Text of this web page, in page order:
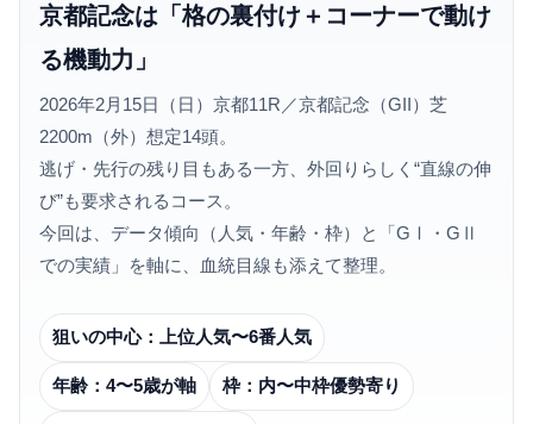
京都記念は「格の裏付け＋コーナーで動け
る機動力」
2026年2月15日（日）京都11R／京都記念（GII）芝
2200m（外）想定14頭。
逃げ・先行の残り目もある一方、外回りらしく“直線の伸
び”も要求されるコース。
今回は、データ傾向（人気・年齢・枠）と「GⅠ・GⅡ
での実績」を軸に、血統目線も添えて整理。
狙いの中心： 上位人気〜6番人気
年齢： 4〜5歳が軸 枠： 内〜中枠優勢寄り